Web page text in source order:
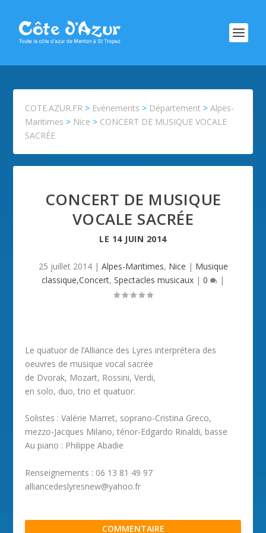
COTE.AZUR.FR > Evénements > Département >Alpes-
Maritimes > Nice > CONCERT DE MUSIQUE VOCALE
SACRÉE
CONCERT DE MUSIQUE
VOCALE SACRÉE
LE 14 JUIN 2014
25 juillet 2014| Alpes-Maritimes, Nice | Musique
classique,Concert, Spectacles musicaux | 0 |
Le quatuor de l’Alliance des Lyres interprétera des
oeuvres de musique vocal sacrée
de Dvorak, Mozart, Rossini, Verdi,
en solo, duo, trio et quatuor.
Solistes : Valérie Marret, soprano-Cristina Greco,
mezzo-Jacques Milano, ténor-Edgardo Rinaldi, basse
Au piano : Philippe Abadie
Renseignements : 06 13 81 49 97
alliancedeslyresnew@yahoo.fr
COMMENTAIRE